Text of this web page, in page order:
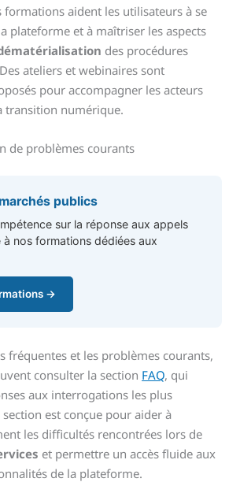
formations aident les utilisateurs à se
plateforme et à maîtriser les aspects
des procédures
Des ateliers et webinaires sont
pour accompagner les acteurs
transition numérique.
de problèmes courants
publics
sur la réponse aux appels
nos formations dédiées aux
→
fréquentes et les problèmes courants,
consulter la section FAQ, qui
aux interrogations les plus
est conçue pour aider à
les difficultés rencontrées lors de
et permettre un accès fluide aux
de la plateforme.